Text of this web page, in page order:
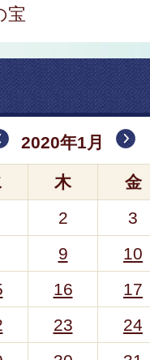
宝
2020年1月
木
金
2
3
9
10
16
17
23
24